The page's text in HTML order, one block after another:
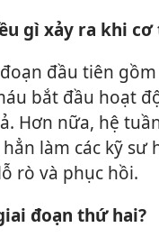
gì xảy ra khi
đầu tiên
bắt đầu hoạt
Hơn nữa, hệ
làm các kỹ
rò và phục hồi.
đoạn thứ hai?